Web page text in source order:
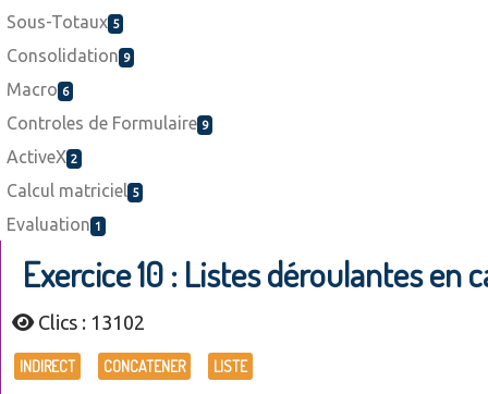
Sous-Totaux 5
Consolidation 9
Macro 6
Controles de Formulaire 9
ActiveX 2
Calcul matriciel 5
Evaluation 1
Exercice 10 : Listes déroulantes en
Clics : 13102
INDIRECT CONCATENER LISTE